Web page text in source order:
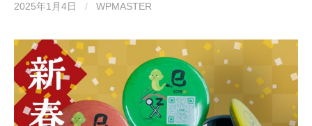
2025年1月4日 / WPMASTER